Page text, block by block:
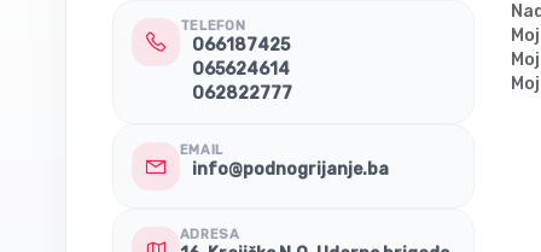
TELEFON
066187425
065624614
062822777
EMAIL
info@podnogrijanje.ba
ADRESA